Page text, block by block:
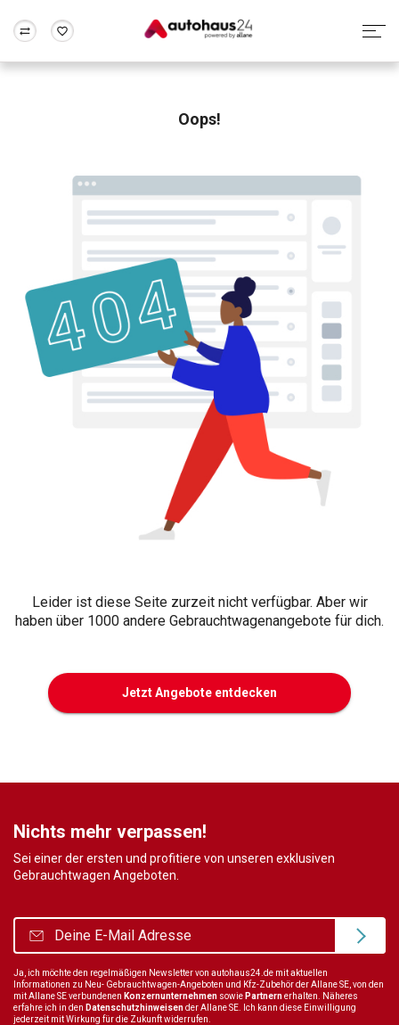
Rund um die Inzahlungnahme
Oops!
Leider ist diese Seite zurzeit nicht verfügbar. Aber wir
haben über 1000 andere Gebrauchtwagenangebote für dich.
Jetzt Angebote entdecken
Nichts mehr verpassen!
Sei einer der ersten und profitiere von unseren exklusiven
Gebrauchtwagen Angeboten.
Ja, ich möchte den regelmäßigen Newsletter von autohaus24.de mit aktuellen
Informationen zu Neu- Gebrauchtwagen-Angeboten und Kfz-Zubehör der Allane SE, von den
mit Allane SE verbundenen Konzernunternehmen sowie Partnernerhalten. Näheres
erfahre ich in den Datenschutzhinweisender Allane SE. Ich kann diese Einwilligung
jederzeit mit Wirkung für die Zukunft widerrufen.